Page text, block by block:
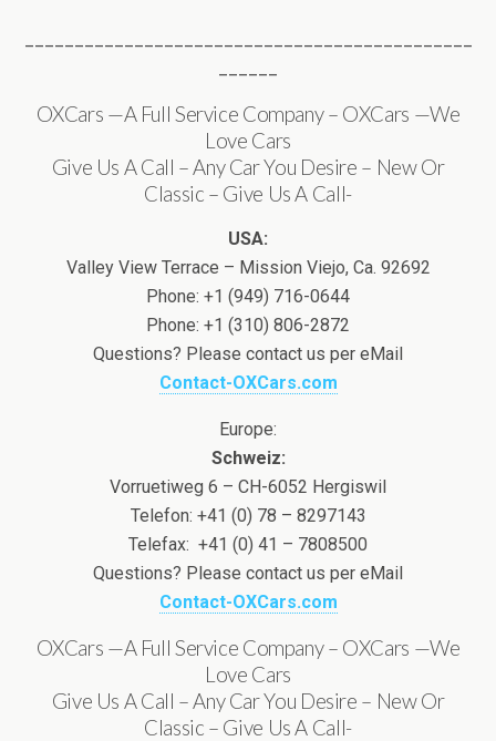
OXCars —A Full Service Company – OXCars —We
Love Cars
Give Us A Call – Any Car You Desire – New Or
Classic – Give Us A Call-
USA:
Valley View Terrace – Mission Viejo, Ca. 92692
Phone: +1 (949) 716-0644
Phone: +1 (310) 806-2872
Questions? Please contact us per eMail
Contact-OXCars.com
Europe:
Schweiz:
Vorruetiweg 6 – CH-6052 Hergiswil
Telefon: +41 (0) 78 – 8297143
Telefax: +41 (0) 41 – 7808500
Questions? Please contact us per eMail
Contact-OXCars.com
OXCars —A Full Service Company – OXCars —We
Love Cars
Give Us A Call – Any Car You Desire – New Or
Classic – Give Us A Call-